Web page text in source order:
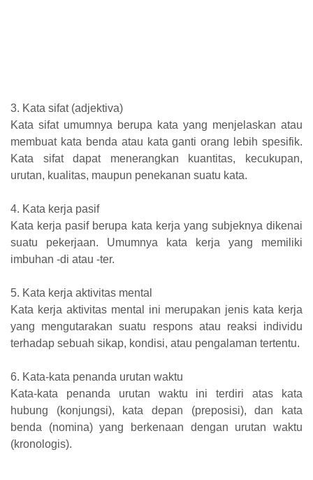
3. Kata sifat (adjektiva)
Kata sifat umumnya berupa kata yang menjelaskan atau
membuat kata benda atau kata ganti orang lebih spesifik.
Kata sifat dapat menerangkan kuantitas, kecukupan,
urutan, kualitas, maupun penekanan suatu kata.
4. Kata kerja pasif
Kata kerja pasif berupa kata kerja yang subjeknya dikenai
suatu pekerjaan. Umumnya kata kerja yang memiliki
imbuhan -di atau -ter.
5. Kata kerja aktivitas mental
Kata kerja aktivitas mental ini merupakan jenis kata kerja
yang mengutarakan suatu respons atau reaksi individu
terhadap sebuah sikap, kondisi, atau pengalaman tertentu.
6. Kata-kata penanda urutan waktu
Kata-kata penanda urutan waktu ini terdiri atas kata
hubung (konjungsi), kata depan (preposisi), dan kata
benda (nomina) yang berkenaan dengan urutan waktu
(kronologis).